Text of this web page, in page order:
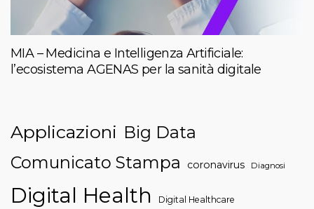
MIA – Medicina e Intelligenza Artificiale:
l’ecosistema AGENAS per la sanità digitale
Applicazioni Big Data
Comunicato Stampa
coronavirus Diagnosi
Digital Health Digital Healthcare